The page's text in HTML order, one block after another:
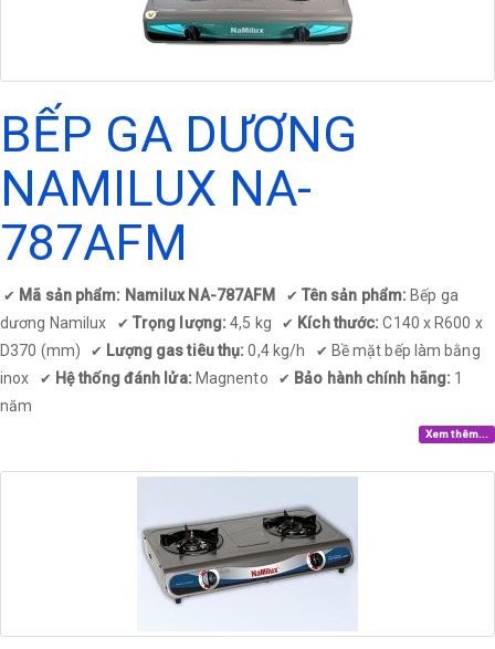
BẾP GA DƯƠNG
NAMILUX NA-
787AFM
✔ Mã sản phẩm: Namilux NA-787AFM ✔ Tên sản phẩm: Bếp ga
dương Namilux
✔ Trọng lượng:4,5 kg ✔ Kích thước:C140 x R600 x
D370 (mm)
✔ Lượng gas tiêu thụ: 0,4 kg/h ✔ Bề mặt bếp làm bằng
inox
✔ Hệ thống đánh lửa: Magnento ✔ Bảo hành chính hãng: 1
năm
Xem thêm...